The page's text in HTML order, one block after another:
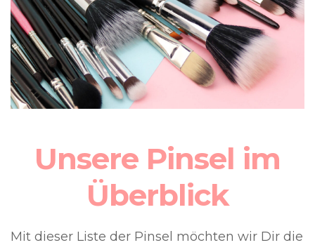
Unsere Pinsel im
Überblick
Mit dieser Liste der Pinsel möchten wir Dir die